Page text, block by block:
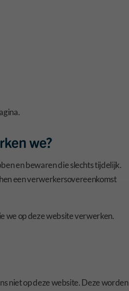
we?
en bewaren die slechts tijdelijk.
een verwerkersovereenkomst
we op deze website verwerken.
niet op deze website. Deze worden